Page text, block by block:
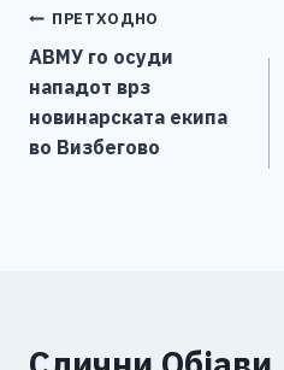
b
o
o
k
n
g
er
Навигација
на
напис
ПРЕТХОДНО
АВМУ го осуди
нападот врз
новинарската екипа
во Визбегово